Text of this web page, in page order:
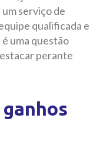
serviço de
qualificada e
uma questão
perante